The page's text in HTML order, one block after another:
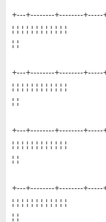
+---+--------+--------+-----
¦ ¦ ¦ ¦ ¦ ¦ ¦ ¦ ¦ ¦ ¦ ¦
¦ ¦
+---+--------+--------+-----
¦ ¦ ¦ ¦ ¦ ¦ ¦ ¦ ¦ ¦ ¦ ¦
¦ ¦
+---+--------+--------+-----
¦ ¦ ¦ ¦ ¦ ¦ ¦ ¦ ¦ ¦ ¦ ¦
¦ ¦
+---+--------+--------+-----
¦ ¦ ¦ ¦ ¦ ¦ ¦ ¦ ¦ ¦ ¦ ¦
¦ ¦